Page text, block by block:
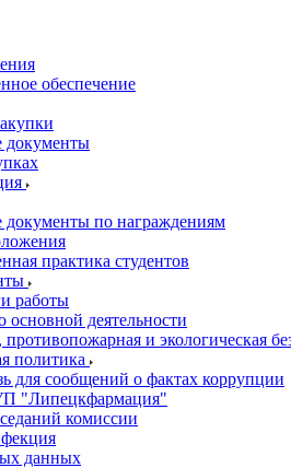
обеспечение
документы
по награждениям
практика студентов
работы
деятельности
и экологическая
политика
для сообщений о фактах коррупции
"Липецкфармация"
комиссии
данных